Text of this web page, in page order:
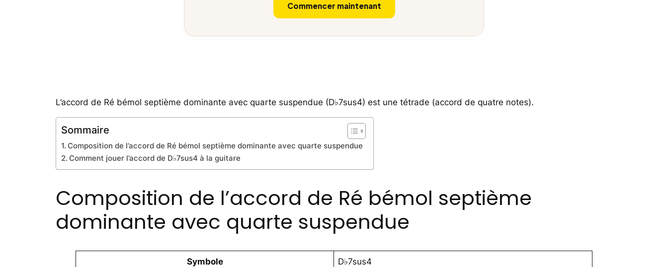
Commencer maintenant
L’accord de Ré bémol septième dominante avec quarte suspendue (D♭7sus4) est une tétrade (accord de quatre notes).
Sommaire
Composition de l’accord de Ré bémol septième dominante avec quarte suspendue
Comment jouer l’accord de D♭7sus4 à la guitare
Composition de l’accord de Ré bémol septième
dominante avec quarte suspendue
Symbole D♭7sus4